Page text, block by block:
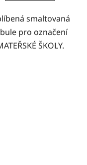
smaltovaná
pro označení
ŠKOLY.